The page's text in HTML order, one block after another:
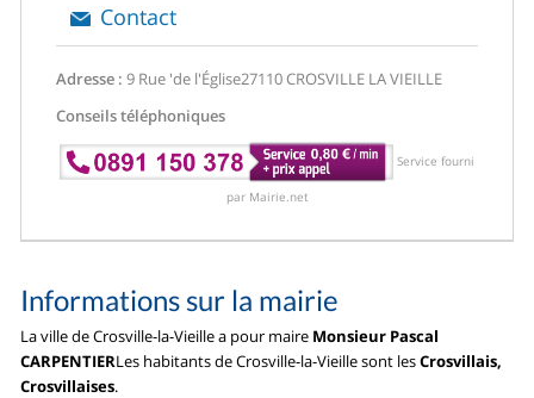
Contact
Adresse : 9 Rue 'de l'Église27110 CROSVILLE LA VIEILLE
Conseils téléphoniques
Service fourni
par Mairie.net
Informations sur la mairie
La ville de Crosville-la-Vieille a pour maire Monsieur Pascal
CARPENTIERLes habitants de Crosville-la-Vieille sont lesCrosvillais,
Crosvillaises.